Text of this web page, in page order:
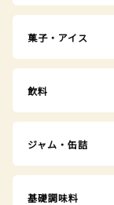
菓子・アイス
飲料
ジャム・缶詰
基礎調味料